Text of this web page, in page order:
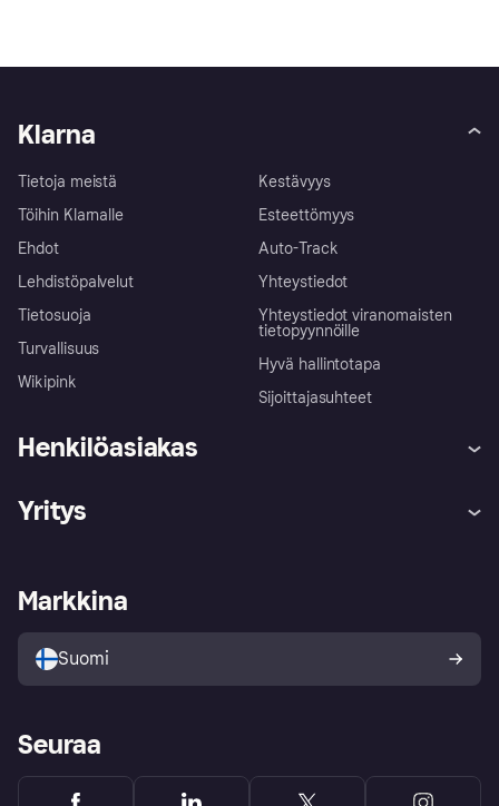
Klarna
Tietoja meistä
Töihin Klarnalle
Ehdot
Lehdistöpalvelut
Tietosuoja
Turvallisuus
Wikipink
Kestävyys
Esteettömyys
Auto-Track
Yhteystiedot
Yhteystiedot viranomaisten
tietopyynnöille
Hyvä hallintotapa
Sijoittajasuhteet
Henkilöasiakas
Kirjaudu sisään
Tutustu kauppoihin
Ostajan turva
Yritys
Kirjaudu sisään yrityksenä
Markkina
Suomi
Seuraa